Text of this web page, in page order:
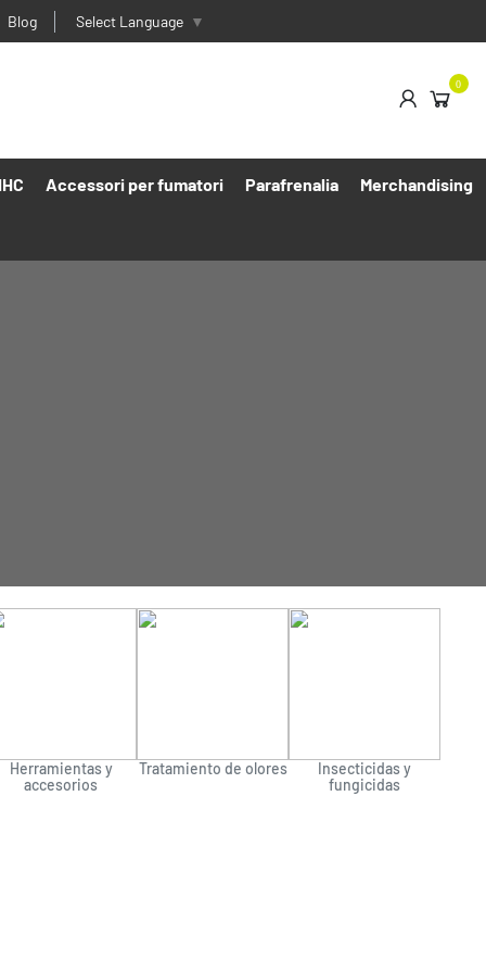
Blog Select Language ▼
0
Accessori per fumatori Parafrenalia Merchandising
Herramientas y
accesorios
Tratamiento de olores
Insecticidas y
fungicidas